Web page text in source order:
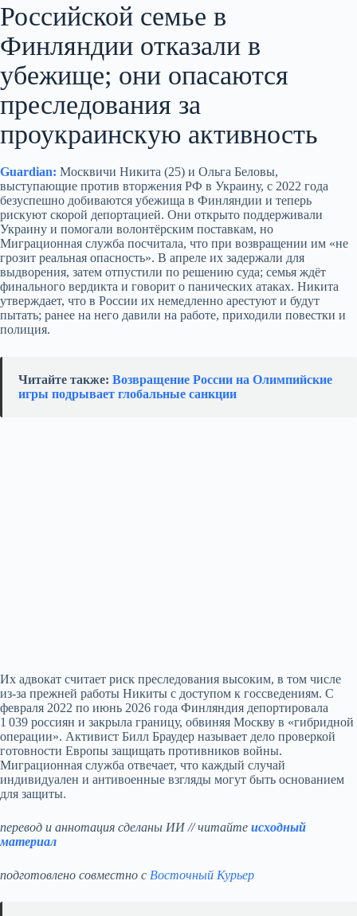
Российской семье в
Финляндии отказали в
убежище; они опасаются
преследования за
проукраинскую активность
Guardian: Москвичи Никита (25) и Ольга Беловы,
выступающие против вторжения РФ в Украину, с 2022 года
безуспешно добиваются убежища в Финляндии и теперь
рискуют скорой депортацией. Они открыто поддерживали
Украину и помогали волонтёрским поставкам, но
Миграционная служба посчитала, что при возвращении им «не
грозит реальная опасность». В апреле их задержали для
выдворения, затем отпустили по решению суда; семья ждёт
финального вердикта и говорит о панических атаках. Никита
утверждает, что в России их немедленно арестуют и будут
пытать; ранее на него давили на работе, приходили повестки и
полиция.
Читайте также: Возвращение России на Олимпийские
игры подрывает глобальные санкции
Их адвокат считает риск преследования высоким, в том числе
из‑за прежней работы Никиты с доступом к госсведениям. С
февраля 2022 по июнь 2026 года Финляндия депортировала
1 039 россиян и закрыла границу, обвиняя Москву в «гибридной
операции». Активист Билл Браудер называет дело проверкой
готовности Европы защищать противников войны.
Миграционная служба отвечает, что каждый случай
индивидуален и антивоенные взгляды могут быть основанием
для защиты.
перевод и аннотация сделаны ИИ // читайте исходный
материал
подготовлено совместно с Восточный Курьер